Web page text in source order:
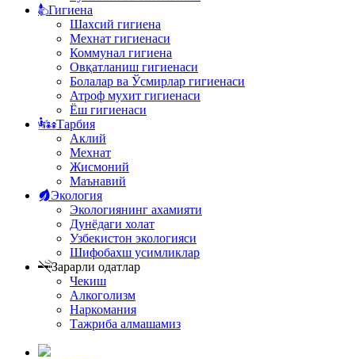
Гигиена
Шахсий гигиена
Мехнат гигиенаси
Коммунал гигиена
Овқатланиш гигиенаси
Болалар ва Ўсмирлар гигиенаси
Атроф мухит гигиенаси
Ёш гигиенаси
Тарбия
Аклий
Мехнат
Жисмоний
Маънавий
Экология
Экологиянинг ахамияти
Дунёдаги холат
Узбекистон экологияси
Шифобахш усимликлар
Зарарли одатлар
Чекиш
Алкоголизм
Наркомания
Тажриба алмашамиз